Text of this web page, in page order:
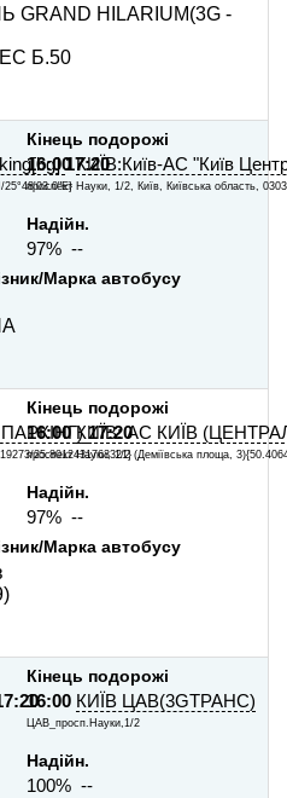
HILARIUM(3G -
Б.50
17:20
25°48'03.0"E}
Кінець подорожі
16:00КИЇВ:Київ-АС "Київ
проспект Науки, 1/2, Київ, Київська область,
Надійн.
97% --
Марка автобусу
17:20
25.8012431763321}
Кінець подорожі
16:00КИЇВ: АС КИЇВ
проспект Науки, 1/2 (Деміївська площа,
Надійн.
97% --
Марка автобусу
Кінець подорожі
16:00 КИЇВ ЦАВ(3GТРАНС)
ЦАВ_просп.Науки,1/2
Надійн.
100% --